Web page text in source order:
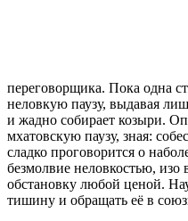
переговорщика. Пока одна
неловкую паузу, выдавая
и жадно собирает козыри.
мхатовскую паузу, зная:
сладко проговорится о
безмолвие неловкостью, изо
обстановку любой ценой.
тишину и обращать её в